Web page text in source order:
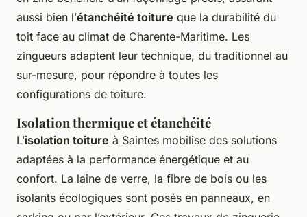
aussi bien l’étanchéité toiture que la durabilité du
toit face au climat de Charente-Maritime. Les
zingueurs adaptent leur technique, du traditionnel au
sur-mesure, pour répondre à toutes les
configurations de toiture.
Isolation thermique et étanchéité
L’isolation toiture à Saintes mobilise des solutions
adaptées à la performance énergétique et au
confort. La laine de verre, la fibre de bois ou les
isolants écologiques sont posés en panneaux, en